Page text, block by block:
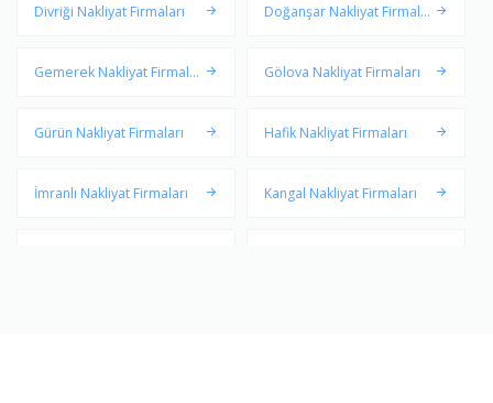
Divriği Nakliyat Firmaları
Doğanşar Nakliyat Firmalar
Gemerek Nakliyat Firmalar
Gölova Nakliyat Firmaları
Gürün Nakliyat Firmaları Hafik Nakliyat Firmaları
İmranlı Nakliyat Firmaları Kangal Nakliyat Firmaları